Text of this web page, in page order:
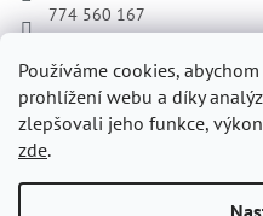
Používáme cookies,
prohlížení webu a díky
zlepšovali jeho funkce,
zde.
774 560 167